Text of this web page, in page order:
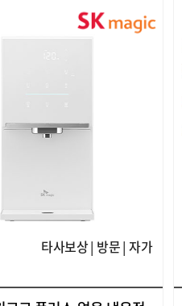
타사보상 | 방문 | 자가